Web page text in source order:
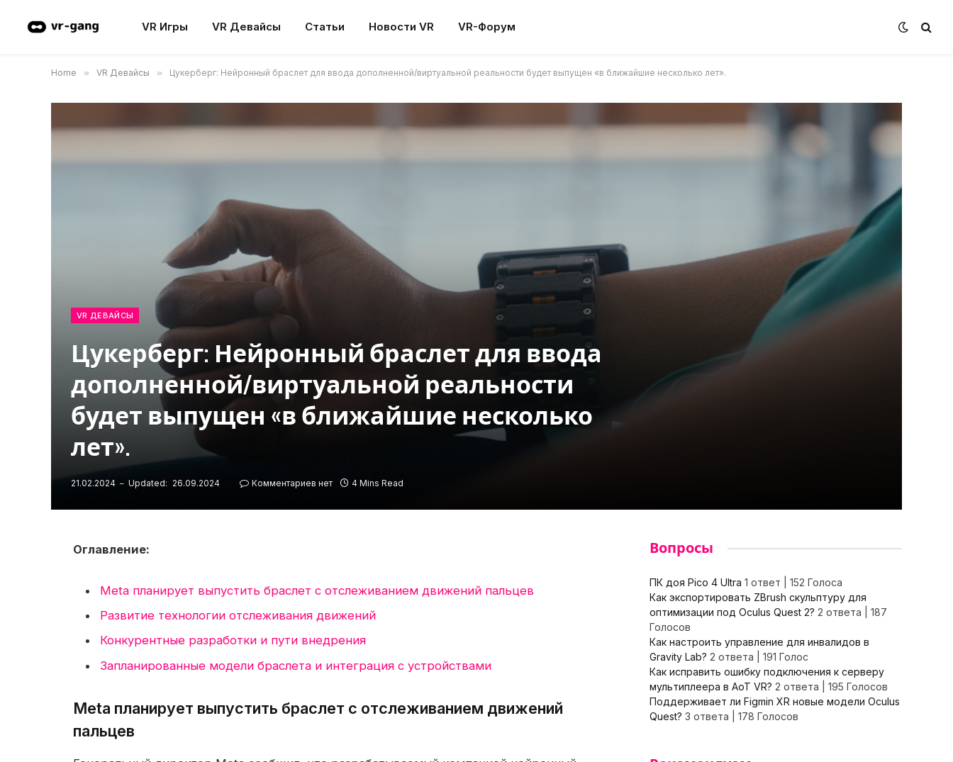
VR Игры VR Девайсы Статьи Новости VR VR-Форум
Home » VR Девайсы » Цукерберг: Нейронный браслет для ввода дополненной/виртуальной реальности будет выпущен «в ближайшие несколько лет».
VR ДЕВАЙСЫ
Цукерберг: Нейронный браслет для ввода
дополненной/виртуальной реальности
будет выпущен «в ближайшие несколько
лет».
21.02.2024 Updated: 26.09.2024 Комментариев нет 4 Mins Read
Оглавление:
Meta планирует выпустить браслет с отслеживанием движений пальцев
Развитие технологии отслеживания движений
Конкурентные разработки и пути внедрения
Запланированные модели браслета и интеграция с устройствами
Meta планирует выпустить браслет с отслеживанием движений
пальцев
Вопросы
ПК доя Pico 4 Ultra 1 ответ
152 Голоса
Как экспортировать ZBrush скульптуру для
оптимизации под Oculus Quest 2? 2 ответа
187
Голосов
Как настроить управление для инвалидов в
Gravity Lab? 2 ответа
191 Голос
Как исправить ошибку подключения к серверу
мультиплеера в AoT VR? 2 ответа
195 Голосов
Поддерживает ли Figmin XR новые модели Oculus
Quest? 3 ответа 178 Голосов